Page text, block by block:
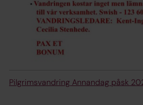
Pilgrimsvandring Annandag påsk